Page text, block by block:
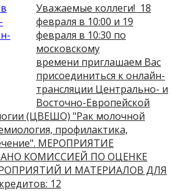
Уважаемые коллеги! 18
февраля в 10:00 и 19
февраля в 10:30 по
московскому
времени приглашаем Вас
присоединиться к онлайн-
трансляции Центрально- и
Восточно-Европейской
(ЦВЕШО) "Рак молочной
профилактика,
МЕРОПРИЯТИЕ
КОМИССИЕЙ ПО ОЦЕНКЕ
И МАТЕРИАЛОВ ДЛЯ
12